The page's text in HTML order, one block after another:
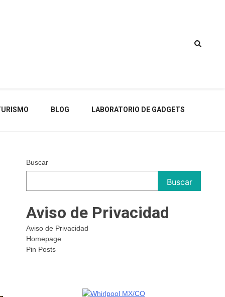
BLOG LABORATORIO DE GADGETS
Buscar
Buscar
Aviso de Privacidad
Aviso de Privacidad
Homepage
Pin Posts